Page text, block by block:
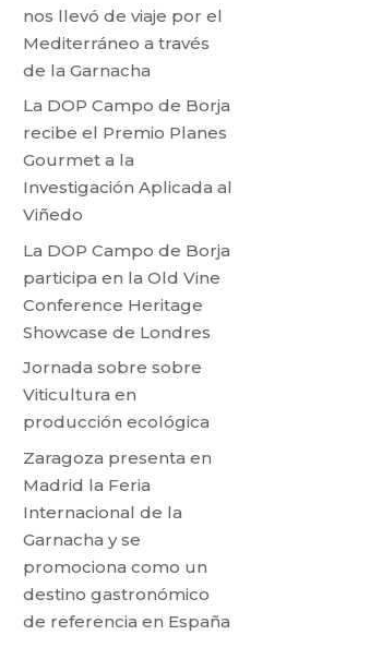
nos llevó de viaje por el
Mediterráneo a través
de la Garnacha
La DOP Campo de Borja
recibe el Premio Planes
Gourmet a la
Investigación Aplicada al
Viñedo
La DOP Campo de Borja
participa en la Old Vine
Conference Heritage
Showcase de Londres
Jornada sobre sobre
Viticultura en
producción ecológica
Zaragoza presenta en
Madrid la Feria
Internacional de la
Garnacha y se
promociona como un
destino gastronómico
de referencia en España